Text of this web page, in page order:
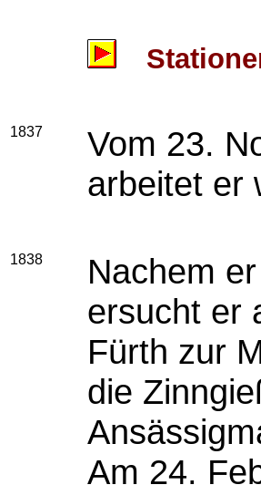
1837
Vom 23.
arbeitet er
1838
Nachem
ersucht er
Fürth zur
die
Am 24.